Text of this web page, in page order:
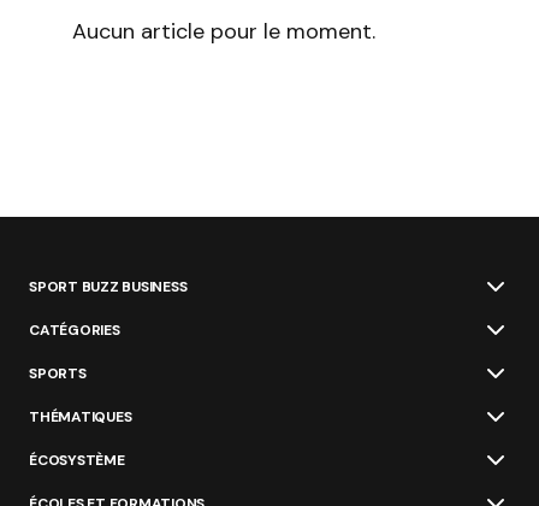
Aucun article pour le moment.
SPORT BUZZ BUSINESS
CATÉGORIES
SPORTS
THÉMATIQUES
ÉCOSYSTÈME